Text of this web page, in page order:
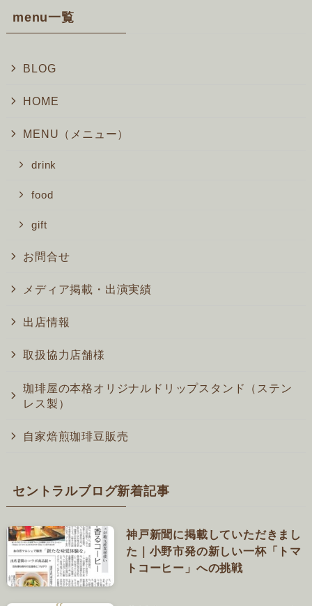
menu一覧
BLOG
HOME
MENU（メニュー）
drink
food
gift
お問合せ
メディア掲載・出演実績
出店情報
取扱協力店舗様
珈琲屋の本格オリジナルドリップスタンド（ステン
レス製）
自家焙煎珈琲豆販売
セントラルブログ新着記事
神戸新聞に掲載していただきまし
た｜小野市発の新しい一杯「トマ
トコーヒー」への挑戦